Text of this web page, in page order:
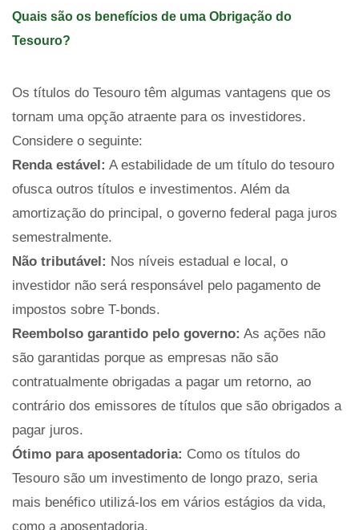
Quais são os benefícios de uma Obrigação do
Tesouro?
Os títulos do Tesouro têm algumas vantagens que os
tornam uma opção atraente para os investidores.
Considere o seguinte:
Renda estável: A estabilidade de um título do tesouro
ofusca outros títulos e investimentos. Além da
amortização do principal, o governo federal paga juros
semestralmente.
Não tributável: Nos níveis estadual e local, o
investidor não será responsável pelo pagamento de
impostos sobre T-bonds.
Reembolso garantido pelo governo: As ações não
são garantidas porque as empresas não são
contratualmente obrigadas a pagar um retorno, ao
contrário dos emissores de títulos que são obrigados a
pagar juros.
Ótimo para aposentadoria: Como os títulos do
Tesouro são um investimento de longo prazo, seria
mais benéfico utilizá-los em vários estágios da vida,
como a aposentadoria.